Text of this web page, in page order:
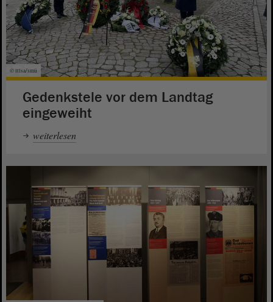
© ltlsa/smü
Gedenkstele vor dem Landtag
eingeweiht
weiterlesen